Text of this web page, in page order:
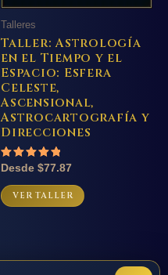
Talleres
Taller: Astrología
en el Tiempo y el
Espacio: Esfera
Celeste,
Ascensional,
Astrocartografía y
Direcciones
Valorado
5.00
de 5
Desde $77.87
VER TALLER
variantes.